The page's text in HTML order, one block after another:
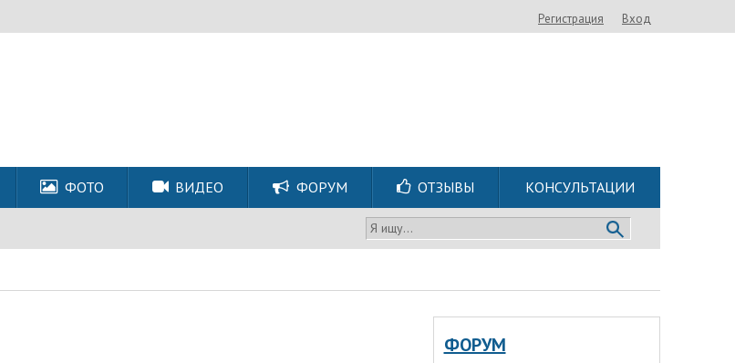
Регистрация Вход
ФОТО ВИДЕО ФОРУМ ОТЗЫВЫ КОНСУЛЬТАЦИИ
Я ищу...
ФОРУМ